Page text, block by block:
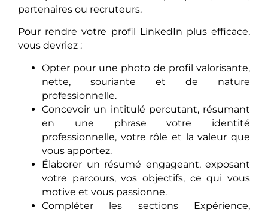
partenaires ou recruteurs.
Pour rendre votre profil LinkedIn plus efficace,
vous devriez :
Opter pour une photo de profil valorisante,
nette, souriante et de nature
professionnelle.
Concevoir un intitulé percutant, résumant
en une phrase votre identité
professionnelle, votre rôle et la valeur que
vous apportez.
Élaborer un résumé engageant, exposant
votre parcours, vos objectifs, ce qui vous
motive et vous passionne.
Compléter les sections Expérience,